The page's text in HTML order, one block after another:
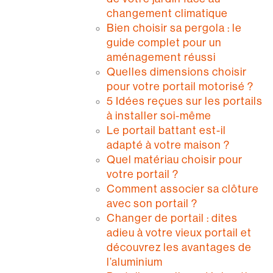
changement climatique
Bien choisir sa pergola : le
guide complet pour un
aménagement réussi
Quelles dimensions choisir
pour votre portail motorisé ?
5 Idées reçues sur les portails
à installer soi-même
Le portail battant est-il
adapté à votre maison ?
Quel matériau choisir pour
votre portail ?
Comment associer sa clôture
avec son portail ?
Changer de portail : dites
adieu à votre vieux portail et
découvrez les avantages de
l’aluminium